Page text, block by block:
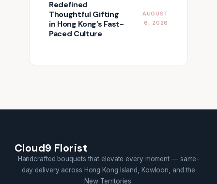
Redefined
Thoughtful Gifting
in Hong Kong’s Fast-
Paced Culture
AUGUST
6, 2026
Cloud9 Florist
Handcrafted bouquets that elevate every moment — same-
day delivery across Hong Kong Island, Kowloon, and the
New Territories.